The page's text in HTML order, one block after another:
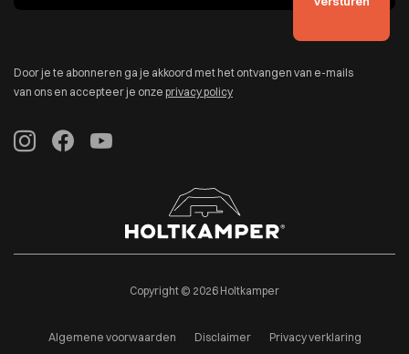
Door je te abonneren ga je akkoord met het ontvangen van e-mails
van ons en accepteer je onze privacy policy
Copyright © 2026 Holtkamper
Algemene voorwaarden Disclaimer Privacy verklaring